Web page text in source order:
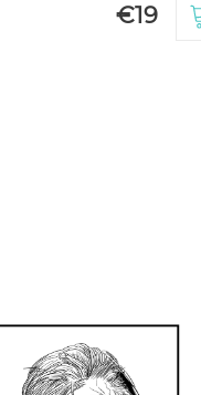
€19